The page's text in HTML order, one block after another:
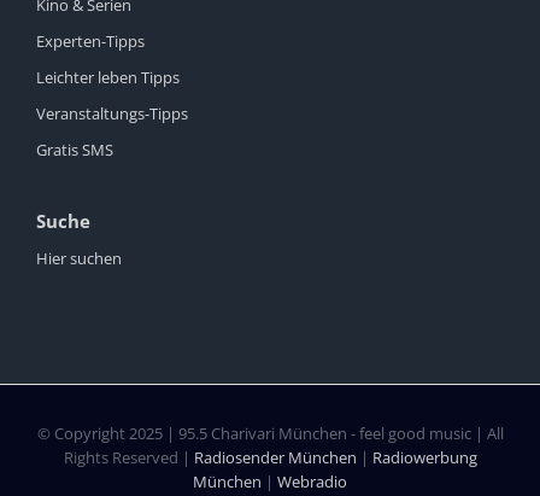
Kino & Serien
Experten-Tipps
Leichter leben Tipps
Veranstaltungs-Tipps
Gratis SMS
Suche
Hier suchen
© Copyright 2025 | 95.5 Charivari München - feel good music | All
Rights Reserved | Radiosender München | Radiowerbung
München | Webradio